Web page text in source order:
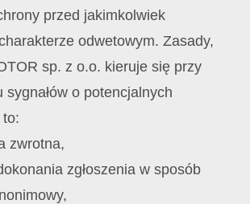
przed jakimkolwiek
odwetowym. Zasady,
sp. z o.o. kieruje się przy
sygnałów o potencjalnych
zwrotna,
zgłoszenia w sposób